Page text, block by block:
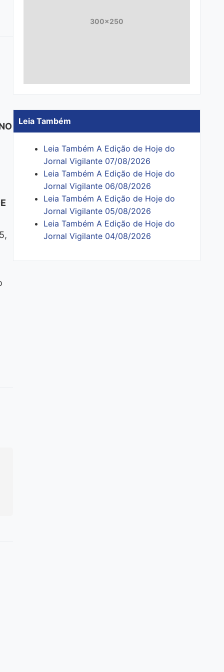
300x250
Leia Também
Leia Também A Edição de Hoje do
Jornal Vigilante 07/08/2026
Leia Também A Edição de Hoje do
Jornal Vigilante 06/08/2026
Leia Também A Edição de Hoje do
Jornal Vigilante 05/08/2026
Leia Também A Edição de Hoje do
Jornal Vigilante 04/08/2026